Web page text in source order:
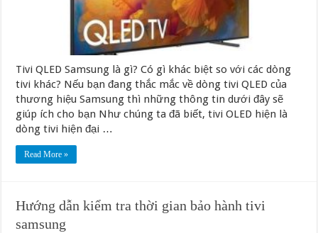
Tivi QLED Samsung là gì? Có gì khác biệt so với các dòng
tivi khác? Nếu bạn đang thắc mắc về dòng tivi QLED của
thương hiệu Samsung thì những thông tin dưới đây sẽ
giúp ích cho bạn Như chúng ta đã biết, tivi OLED hiện là
dòng tivi hiện đại …
Read More »
Hướng dẫn kiểm tra thời gian bảo hành tivi
samsung